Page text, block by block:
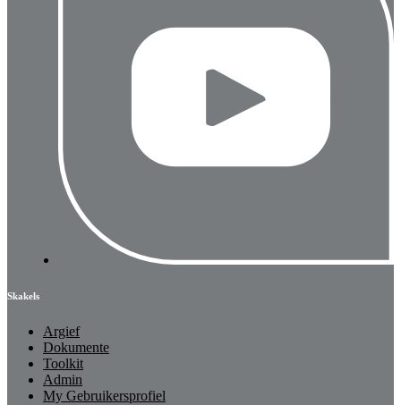
Skakels
Argief
Dokumente
Toolkit
Admin
My Gebruikersprofiel